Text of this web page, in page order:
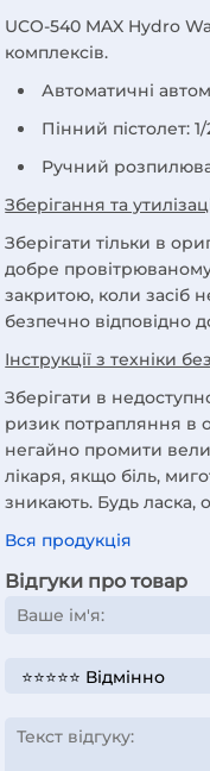
UCO-540 MAX Hydro
комплексів.
Автоматичні
Пінний пістолет:
Ручний
Зберігання та
Зберігати тільки в
добре
закритою, коли засіб
безпечно відповідно
Інструкції з техніки
Зберігати в
ризик потрапляння в
негайно промити
лікаря, якщо біль,
зникають. Будь ласка,
Вся продукція
Відгуки про товар